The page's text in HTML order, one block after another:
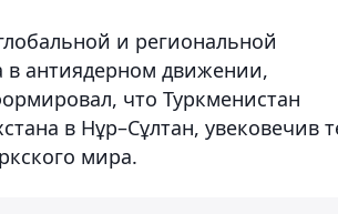
и региональной
в антиядерном движении,
что Туркменистан
в Нұр–Сұлтан, увековечив
мира.